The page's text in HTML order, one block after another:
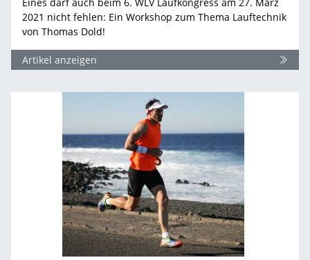
2021 nicht fehlen: Ein Workshop zum Thema Lauftechnik
von Thomas Dold!
Artikel anzeigen